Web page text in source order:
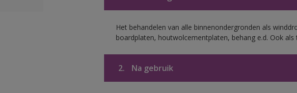
Het behandelen van alle binnenondergronden als
boardplaten, houtwolcementplaten, behang e.d. Ook
2. Na gebruik